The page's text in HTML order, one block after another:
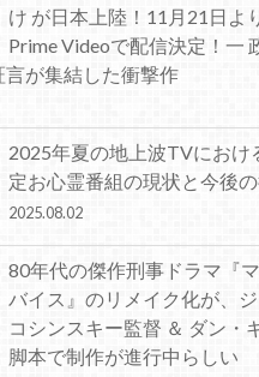
け が日本上陸！11月21日よ
Prime Videoで配信決定！一
が集結した衝撃作
2025年夏の地上波TVにおけ
定お心霊番組の現状と今後
2025.08.02
80年代の傑作刑事ドラマ『
バイス』のリメイク化が、ジ
コシンスキー監督 ＆ ダン・
脚本で制作が進行中らしい